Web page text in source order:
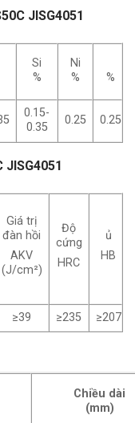
JISG4051
Si
%
Ni
%
%
0.15-
0.35
0.25 0.25
JISG4051
Giá trị
đàn hồi
AKV
(J/cm²)
Độ
cứng
HRC
ủ
HB
≥39 ≥235 ≥207
Chiều dài
(mm)